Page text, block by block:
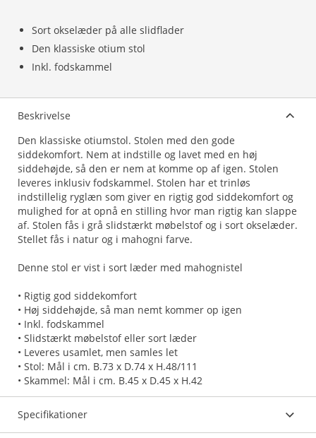
Sort okselæder på alle slidflader
Den klassiske otium stol
Inkl. fodskammel
Beskrivelse
Den klassiske otiumstol. Stolen med den gode
siddekomfort. Nem at indstille og lavet med en høj
siddehøjde, så den er nem at komme op af igen. Stolen
leveres inklusiv fodskammel. Stolen har et trinløs
indstillelig ryglæn som giver en rigtig god siddekomfort og
mulighed for at opnå en stilling hvor man rigtig kan slappe
af. Stolen fås i grå slidstærkt møbelstof og i sort okselæder.
Stellet fås i natur og i mahogni farve.
Denne stol er vist i sort læder med mahognistel
• Rigtig god siddekomfort
• Høj siddehøjde, så man nemt kommer op igen
• Inkl. fodskammel
• Slidstærkt møbelstof eller sort læder
• Leveres usamlet, men samles let
• Stol: Mål i cm. B.73 x D.74 x H.48/111
• Skammel: Mål i cm. B.45 x D.45 x H.42
Specifikationer